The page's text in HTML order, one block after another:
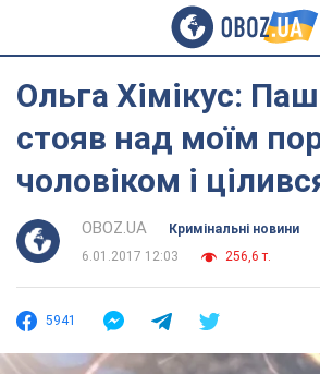
Ольга Хімікус:
стояв над моїм
чоловіком і
OBOZ.UA
Кримінальні новини
6.01.2017 12:03
256,6 т.
5941